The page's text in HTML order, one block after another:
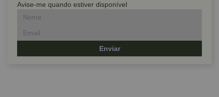
Avise-me quando estiver disponível
Enviar